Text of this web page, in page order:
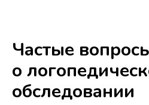
Частые
о
обследовании